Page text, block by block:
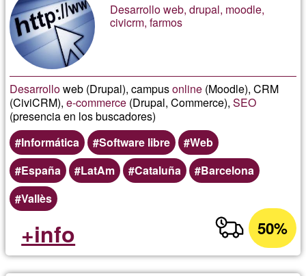
Desarrollo web, drupal, moodle,
civicrm, farmos
Desarrolloweb (Drupal), campusonline (Moodle), CRM
(CiviCRM),e-commerce (Drupal, Commerce),SEO
(presencia en los buscadores)
Informática
Software libre
Web
España
LatAm Cataluña
Barcelona
Vallès
50%
+info